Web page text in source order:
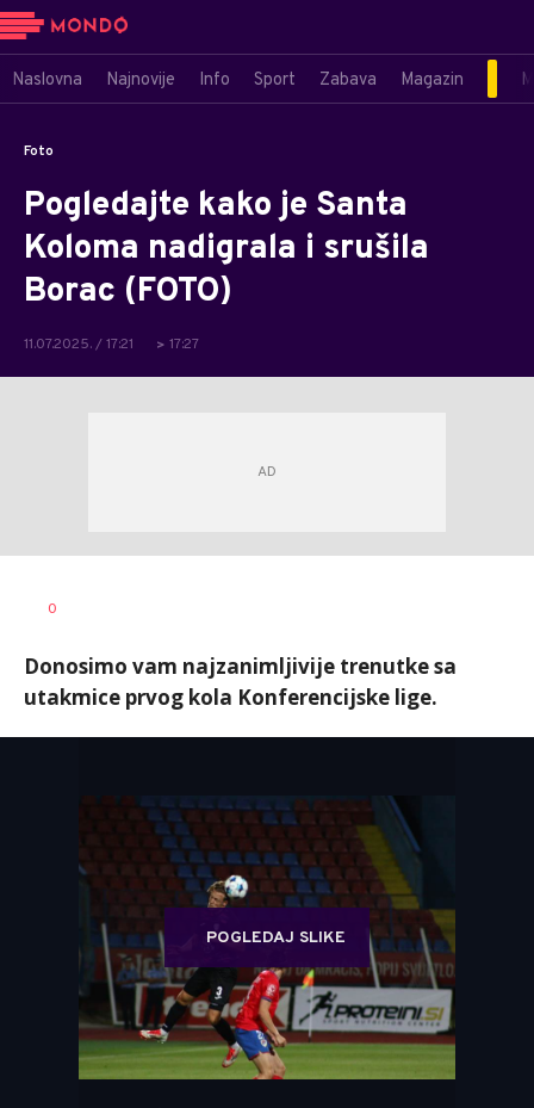
Naslovna Najnovije Info Sport Zabava Magazin
Foto
Pogledajte kako je Santa
Koloma nadigrala i srušila
Borac (FOTO)
11.07.2025. / 17:21 17:27
AUTOR
0
Donosimo vam najzanimljivije trenutke sa
utakmice prvog kola Konferencijske lige.
POGLEDAJ SLIKE